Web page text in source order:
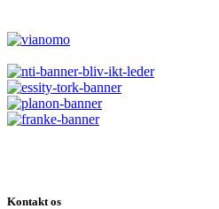
Kontakt os